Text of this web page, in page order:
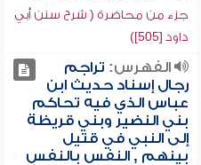
جزء من محاضرة ( شرح سنن أبي
داود [505])
الفهرس: تراجم
رجال إسناد حديث ابن
عباس الذي فيه تحاكم
بني النضير وبني قريظة
إلى النبي في قتيل
بينهم , النفس بالنفس